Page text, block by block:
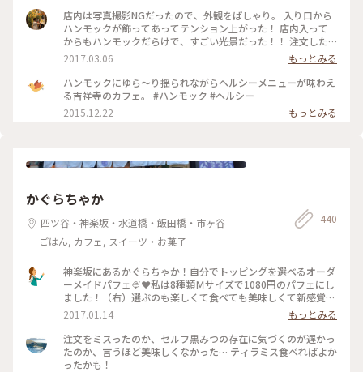
店内は写真撮影NGだったので、外観をぱしゃり。 入り口から
ハンモックが飾ってあってテンション上がった！ 店内入って
からもハンモックだらけで、すごい光景だった！！ 注文した
ものは、ガパオライスとレモネード。 ガパオライスは日本人
に合うようにアレンジされてて、レモネードはちょい酸っぱめ
でした！ あとトイレが広くてお洒落すぎて、ビビった。笑 全
体的にお洒落で、素敵な空間でした♫ #吉祥寺 #ハンモック #
カフェ
2017.03.06
もっとみる
ハンモックにゆら～り揺られながらヘルシーメニューが味わえ
る吉祥寺のカフェ。 #ハンモック #ヘルシー
2015.12.22
もっとみる
かぐらちゃか
四ツ谷・神楽坂・水道橋・飯田橋・市ヶ谷
ごはん, カフェ, スイーツ・お菓子
440
神楽坂にあるかぐらちゃか！自分でトッピングを選べるオーダ
ーメイドパフェ🍨❤私は8種類Ｍサイズで1080円のパフェにし
ました！（右）選ぶのも楽しくて食べても美味しくて新感覚だ
った😊🍴#和む#神楽坂#パフェ#オーダーメイド#スイーツ#東
京
2017.01.14
もっとみる
注文をミスったのか、セルフ黒みつの存在に気づくのが遅かっ
たのか、言うほど美味しくなかった… ティラミス食べればよか
ったかも！